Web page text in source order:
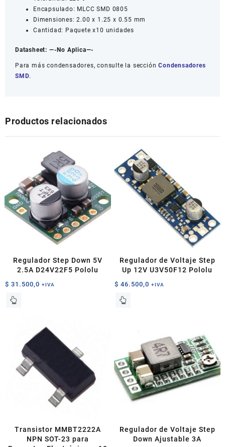
Encapsulado: MLCC SMD 0805
Dimensiones: 2.00 x 1.25 x 0.55 mm
Cantidad: Paquete x10 unidades
Datasheet: —-No Aplica—-
Para más condensadores, consulte la secciónCondensadores
SMD.
Productos relacionados
Regulador Step Down 5V
2.5A D24V22F5 Pololu
$ 31.500,0 +IVA
Regulador de Voltaje Step
Up 12V U3V50F12 Pololu
$ 46.500,0 +IVA
Transistor MMBT2222A
NPN SOT-23 para
Regulador de Voltaje Step
Down Ajustable 3A